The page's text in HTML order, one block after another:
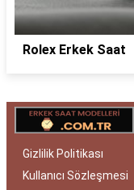
Rolex Erkek Saat
Gizlilik Politikası
Kullanıcı Sözleşmesi